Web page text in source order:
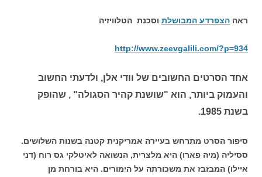
ראה הצפרדע המבושלת וסכנת הטלוויזיה
http://www.zeevgalili.com/?p=934
אחד הסרטים החשובים של וודי אלן, ולדעתי החשוב
והעמוק ביותר, הוא "שושנת קהיר הסגולה" , שהופק
בשנת 1985.
סיפור הסרט מתרחש בעיירה אמריקנית קטנה בשנות השלושים.
ססיליה (מיה פארו) היא מלצרית, הנשואה לאיטלקי גס רוח (דני
איילו) המבזבז את משכורתה על הימורים. היא בורחת מן